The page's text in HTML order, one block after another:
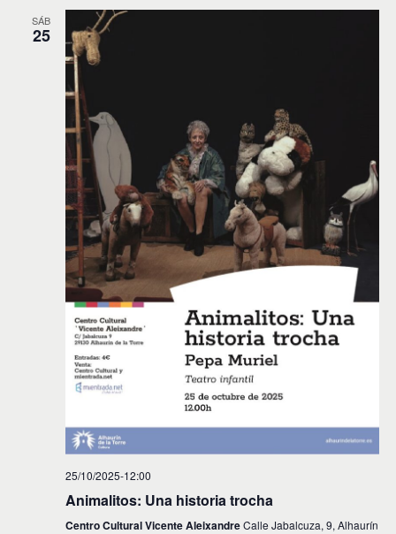
SÁB
25
25/10/2025-12:00
Animalitos: Una historia trocha
Centro Cultural Vicente AleixandreCalle Jabalcuza, 9, Alhaurín